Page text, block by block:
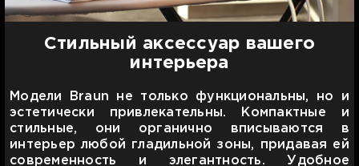
Стильный аксессуар вашего
интерьера
Модели Braun не только функциональны, но и
эстетически привлекательны. Компактные и
стильные, они органично вписываются в
интерьер любой гладильной зоны, придавая ей
современность и элегантность. Удобное